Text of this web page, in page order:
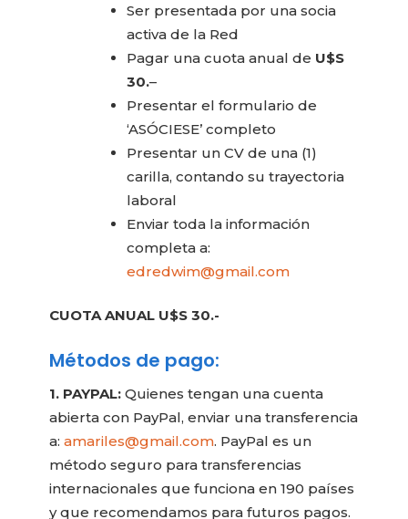
Ser presentada por una socia
activa de la Red
Pagar una cuota anual de U$S
30.–
Presentar el formulario de
‘ASÓCIESE’ completo
Presentar un CV de una (1)
carilla, contando su trayectoria
laboral
Enviar toda la información
completa a:
edredwim@gmail.com
CUOTA ANUAL U$S 30.-
Métodos de pago:
1. PAYPAL:Quienes tengan una cuenta
abierta con PayPal, enviar una transferencia
a:amariles@gmail.com. PayPal es un
método seguro para transferencias
internacionales que funciona en 190 países
y que recomendamos para futuros pagos.